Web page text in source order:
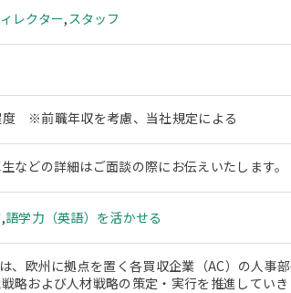
レクター,スタッフ
※前職年収を考慮、当社規定による
などの詳細はご面談の際にお伝えいたします。
,語学力（英語）を活かせる
、欧州に拠点を置く各買収企業（AC）の人事
略および人材戦略の策定・実行を推進していき